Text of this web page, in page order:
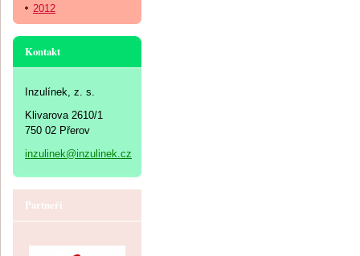
2012
Kontakt
Inzulínek, z. s.
Klivarova 2610/1
750 02 Přerov
inzulinek@inzulinek.cz
Partneři